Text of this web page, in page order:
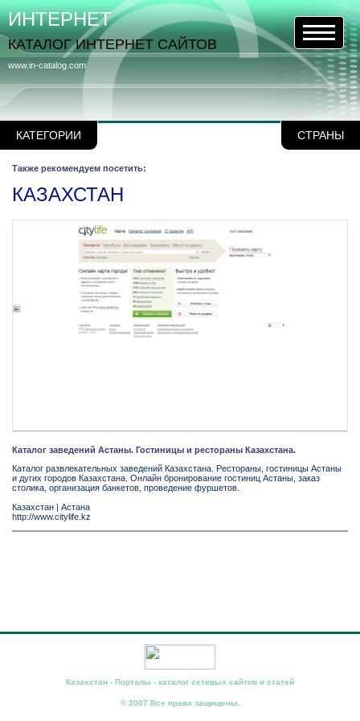
КАТЕГОРИИ СТРАНЫ
www.in-catalog.com
ИНТЕРНЕТ
КАТАЛОГ ИНТЕРНЕТ САЙТОВ
Также рекомендуем посетить:
КАЗАХСТАН
Каталог заведений Астаны. Гостиницы и рестораны Казахстана.
Каталог развлекательных заведений Казахстана. Рестораны, гостиницы Астаны
и дугих городов Казахстана. Онлайн бронирование гостиниц Астаны, заказ
столика, организация банкетов, проведение фуршетов.
Казахстан
Астана
http://www.citylife.kz
Казахстан - Порталы - каталог сетевых сайтов и статей
© 2007 Все права защищены.